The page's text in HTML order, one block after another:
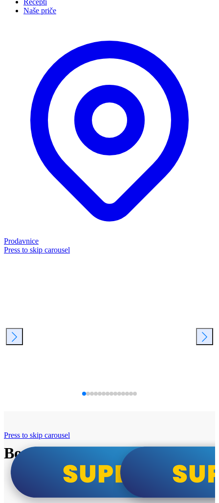
Recepti
Naše priče
Prodavnice
Press to skip carousel
Bosch super cene
Press to skip carousel